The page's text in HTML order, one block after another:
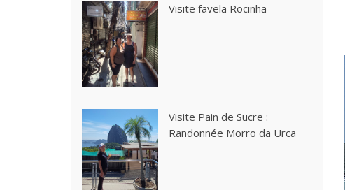
Visite favela Rocinha
Visite Pain de Sucre :
Randonnée Morro da Urca